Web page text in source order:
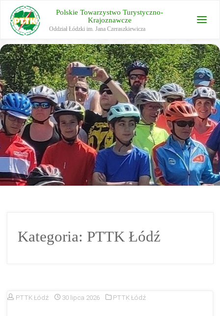
Polskie Towarzystwo Turystyczno-
Krajoznawcze
Oddział Łódzki im. Jana Czeraszkiewicza
Kategoria: PTTK Łódź
PTTK Łódź 30 lipca 2026 PTTK Łódź